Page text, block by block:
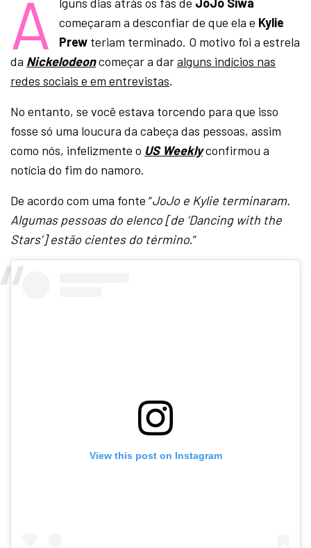
A
começaram a desconfiar de que ela e Kylie
Prew teriam terminado. O motivo foi a estrela
da Nickelodeoncomeçar a daralguns indícios nas
redes sociais e em entrevistas.
No entanto, se você estava torcendo para que isso
fosse só uma loucura da cabeça das pessoas, assim
como nós, infelizmente o US Weeklyconfirmou a
notícia do fim do namoro.
De acordo com uma fonte “JoJo e Kylie terminaram.
Algumas pessoas do elenco [de ‘Dancing with the
Stars’] estão cientes do término.”
View this post on Instagram